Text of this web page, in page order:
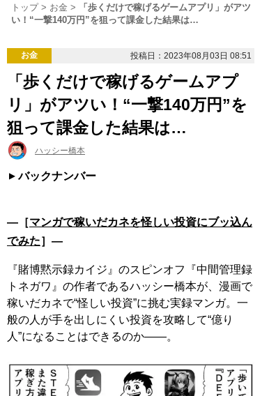
トップ お金
「歩くだけで稼げるゲームアプリ」がアツ
い！“一撃140万円”を狙って課金した結果は…
お金 投稿日：2023年08月03日 08:51
「歩くだけで稼げるゲームアプ
リ」がアツい！“一撃140万円”を
狙って課金した結果は…
ハッシー橋本
バックナンバー
―［マンガで稼いだカネを怪しい投資にブッ込ん
でみた］―
『賭博黙示録カイジ』のスピンオフ『中間管理録
トネガワ』の作者であるハッシー橋本が、漫画で
稼いだカネで“怪しい投資”に挑む実録マンガ。一
般の人が手を出しにくい投資を攻略して“億り
人”になることはできるのか——。